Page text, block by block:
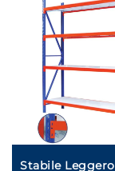
Stabile